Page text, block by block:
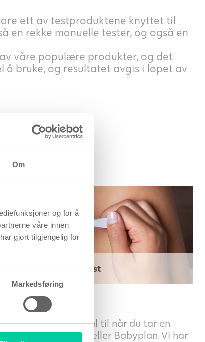
Om
og for å
våre innen
gjort tilgjengelig for
Markedsføring
ett av testproduktene knyttet til
en rekke manuelle tester, og også en
våre populære produkter, og det
å bruke, og resultatet avgis i løpet av
Rask urintest
Madsen , 3 februar 2018
er alt som skal til når du tar en
fra Clearblue eller Babyplan. Vi har